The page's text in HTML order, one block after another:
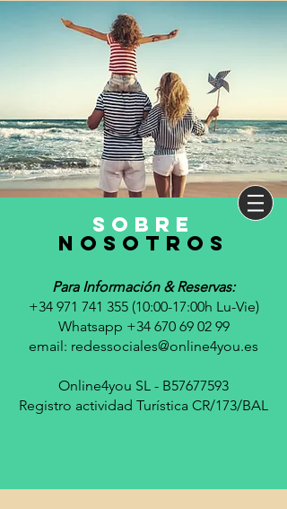
sobre
nosotros
Para Información & Reservas:
+34 971 741 355 (10:00-17:00h Lu-Vie)
Whatsapp +34 670 69 02 99
email: redessociales@online4you.es
Online4you SL - B57677593
Registro actividad Turística CR/173/BAL